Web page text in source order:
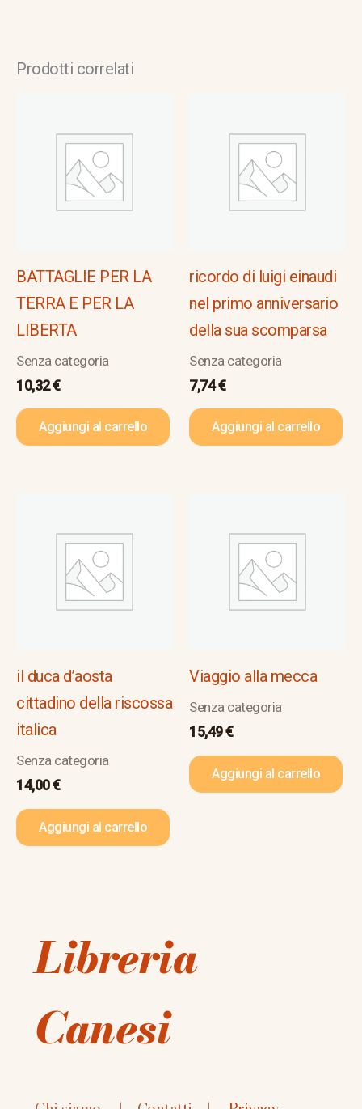
Prodotti correlati
BATTAGLIE PER LA
TERRA E PER LA
LIBERTA
Senza categoria
10,32€
Aggiungi al carrello
ricordo di luigi einaudi
nel primo anniversario
della sua scomparsa
Senza categoria
7,74€
Aggiungi al carrello
il duca d’aosta
cittadino della riscossa
italica
Senza categoria
14,00€
Aggiungi al carrello
Viaggio alla mecca
Senza categoria
15,49€
Aggiungi al carrello
Libreria
Canesi